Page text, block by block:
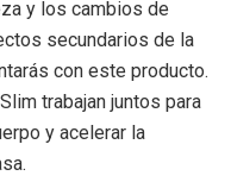
y los cambios de
secundarios de la
con este producto.
trabajan juntos para
y acelerar la